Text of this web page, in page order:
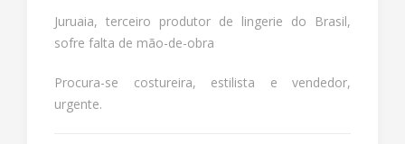
Juruaia, terceiro produtor de lingerie do Brasil,
sofre falta de mão-de-obra
Procura-se costureira, estilista e vendedor,
urgente.